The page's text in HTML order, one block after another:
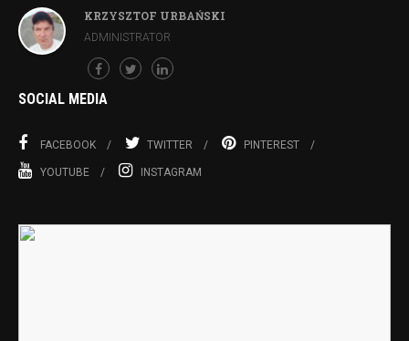
KRZYSZTOF URBAŃSKI
ADMINISTRATOR
SOCIAL MEDIA
FACEBOOK TWITTER PINTEREST
YOUTUBE INSTAGRAM